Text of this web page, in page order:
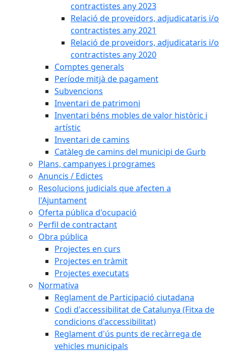
contractistes any 2023
Relació de proveïdors, adjudicataris i/o
contractistes any 2021
Relació de proveïdors, adjudicataris i/o
contractistes any 2020
Comptes generals
Període mitjà de pagament
Subvencions
Inventari de patrimoni
Inventari béns mobles de valor històric i
artístic
Inventari de camins
Catàleg de camins del municipi de Gurb
Plans, campanyes i programes
Anuncis / Edictes
Resolucions judicials que afecten a
l'Ajuntament
Oferta pública d'ocupació
Perfil de contractant
Obra pública
Projectes en curs
Projectes en tràmit
Projectes executats
Normativa
Reglament de Participació ciutadana
Codi d'accessibilitat de Catalunya (Fitxa de
condicions d'accessibilitat)
Reglament d'ús punts de recàrrega de
vehicles municipals